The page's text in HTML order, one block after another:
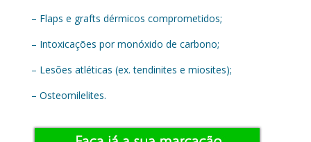
– Flaps e grafts dérmicos comprometidos;
– Intoxicações por monóxido de carbono;
– Lesões atléticas (ex. tendinites e miosites);
– Osteomilelites.